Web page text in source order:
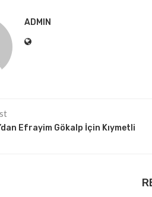
ADMIN
Efrayim Gökalp İçin Kıymetli